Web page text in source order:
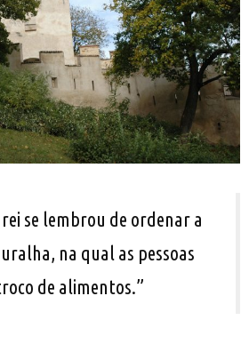
se lembrou de ordenar a
na qual as pessoas
de alimentos.”